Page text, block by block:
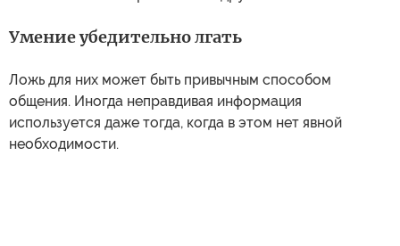
Умение убедительно лгать
Ложь для них может быть привычным способом
общения. Иногда неправдивая информация
используется даже тогда, когда в этом нет явной
необходимости.